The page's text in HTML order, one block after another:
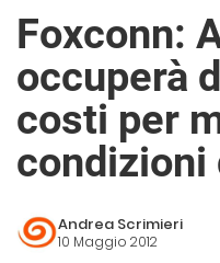
Foxconn:
occuperà
costi per
condizioni
Andrea Scrimieri
10 Maggio 2012